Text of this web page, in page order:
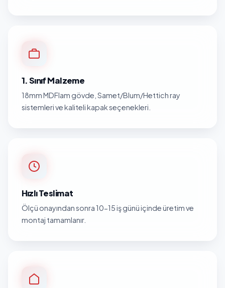
1. Sınıf Malzeme
18mm MDFlam gövde, Samet/Blum/Hettich ray
sistemleri ve kaliteli kapak seçenekleri.
Hızlı Teslimat
Ölçü onayından sonra 10-15 iş günü içinde üretim ve
montaj tamamlanır.